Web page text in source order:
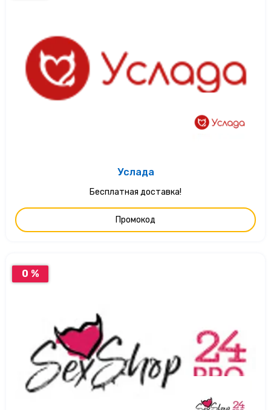
Услада
Бесплатная доставка!
Промокод
0 %